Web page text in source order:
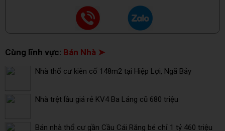
Cùng lĩnh vực: Bán Nhà ➤
Nhà thổ cư kiên cố 148m2 tại Hiệp Lợi, Ngã Bảy
Nhà trệt lầu giá rẻ KV4 Ba Láng cũ 680 triệu
Bán nhà thổ cư gần Cầu Cái Răng bé chỉ 1 tỷ 460 triệu